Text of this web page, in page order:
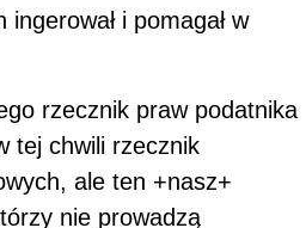
i pomagał w
rzecznik praw podatnika
tej chwili rzecznik
ale ten +nasz+
nie prowadzą